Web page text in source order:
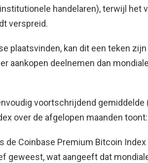
handelaren), terwijl het
verspreid.
plaatsvinden, kan dit een teken
aankopen deelnemen dan mondiale
voortschrijdend gemiddelde
over de afgelopen maanden toont:
de Coinbase Premium Bitcoin Index
geweest, wat aangeeft dat